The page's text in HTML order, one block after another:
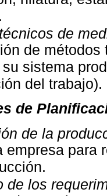
de
de
sistema
del trabajo).
de
de la
empresa para
de los